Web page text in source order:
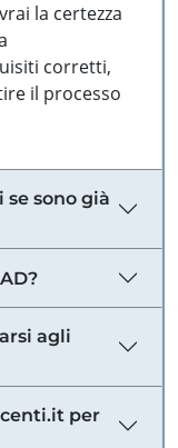
la certezza
corretti,
il processo
sono già
agli
per